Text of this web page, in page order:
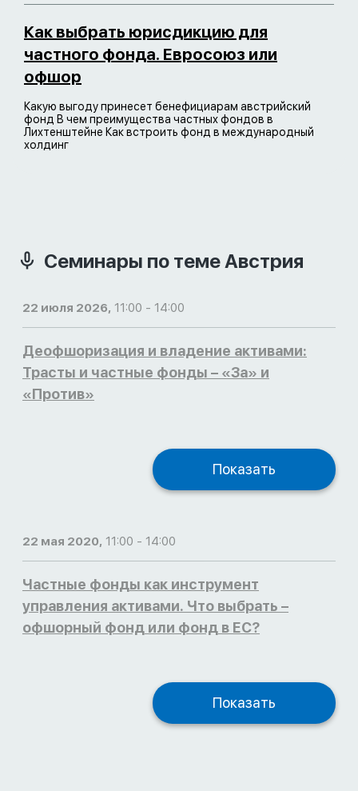
Как выбрать юрисдикцию для
частного фонда. Евросоюз или
офшор
Какую выгоду принесет бенефициарам австрийский
фонд В чем преимущества частных фондов в
Лихтенштейне Как встроить фонд в международный
холдинг
Семинары по теме Австрия
22 июля 2026, 11:00 - 14:00
Деофшоризация и владение активами:
Трасты и частные фонды – «За» и
«Против»
Показать
22 мая 2020, 11:00 - 14:00
Частные фонды как инструмент
управления активами. Что выбрать –
офшорный фонд или фонд в ЕС?
Показать